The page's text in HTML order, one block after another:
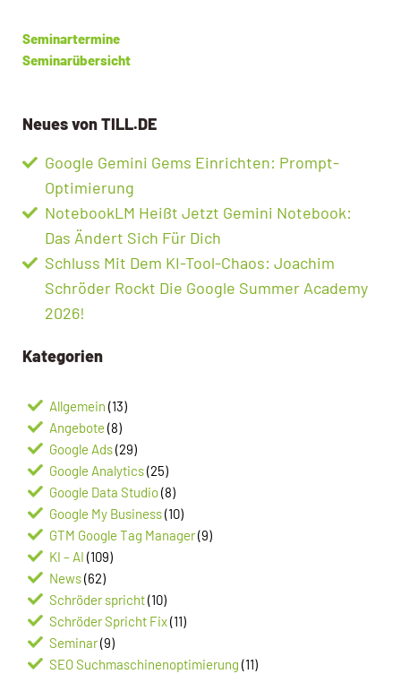
Seminartermine
Seminarübersicht
Neues von TILL.DE
Google Gemini Gems Einrichten: Prompt-
Optimierung
NotebookLM Heißt Jetzt Gemini Notebook:
Das Ändert Sich Für Dich
Schluss Mit Dem KI-Tool-Chaos: Joachim
Schröder Rockt Die Google Summer Academy
2026!
Kategorien
Allgemein (13)
Angebote (8)
Google Ads(29)
Google Analytics(25)
Google Data Studio(8)
Google My Business(10)
GTM Google Tag Manager(9)
KI – AI (109)
News(62)
Schröder spricht(10)
Schröder Spricht Fix(11)
Seminar(9)
SEO Suchmaschinenoptimierung (11)